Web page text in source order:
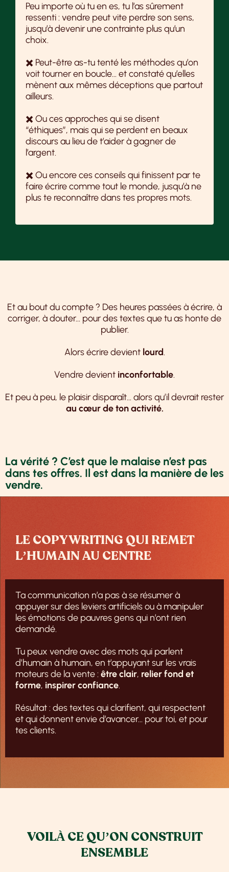
Peu importe où tu en es, tu l’as sûrement
ressenti : vendre peut vite perdre son sens,
jusqu’à devenir une contrainte plus qu’un
choix.
✖️ Peut-être as-tu tenté les méthodes qu’on
voit tourner en boucle… et constaté qu’elles
mènent aux mêmes déceptions que partout
ailleurs.
✖️ Ou ces approches qui se disent
“éthiques”, mais qui se perdent en beaux
discours au lieu de t’aider à gagner de
l’argent.
✖️ Ou encore ces conseils qui finissent par te
faire écrire comme tout le monde, jusqu’à ne
plus te reconnaître dans tes propres mots.
Et au bout du compte ? Des heures passées à écrire, à
corriger, à douter… pour des textes que tu as honte de
publier.
Alors écrire devient lourd.
Vendre devient inconfortable.
Et peu à peu, le plaisir disparaît… alors qu’il devrait rester
au cœur de ton activité.
La vérité ? C’est que le malaise n’est pas
dans tes offres. Il est dans la manière de les
vendre.
LE COPYWRITING QUI REMET
L’HUMAIN AU CENTRE
Ta communication n’a pas à se résumer à
appuyer sur des leviers artificiels ou à manipuler
les émotions de pauvres gens qui n’ont rien
demandé.
Tu peux vendre avec des mots qui parlent
d’humain à humain, en t’appuyant sur les vrais
moteurs de la vente : être clair, relier fond et
forme, inspirer confiance.
Résultat : des textes qui clarifient, qui respectent
et qui donnent envie d’avancer… pour toi, et pour
tes clients.
VOILÀ CE QU’ON CONSTRUIT
ENSEMBLE